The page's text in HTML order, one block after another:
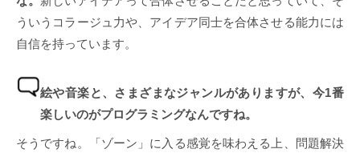
ういうコラージュ力や、アイデア同士を合体させる能力には
自信を持っています。
絵や音楽と、さまざまなジャンルがありますが、今1番
楽しいのがプログラミングなんですね。
そうですね。「ゾーン」に入る感覚を味わえる上、問題解決